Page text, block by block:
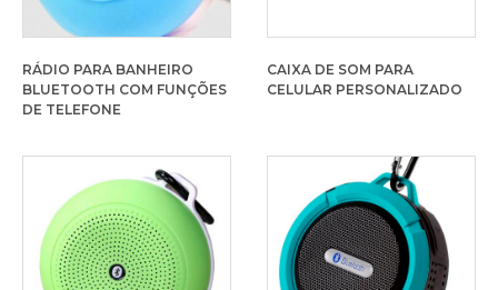
RÁDIO PARA BANHEIRO
BLUETOOTH COM FUNÇÕES
DE TELEFONE
CAIXA DE SOM PARA
CELULAR PERSONALIZADO